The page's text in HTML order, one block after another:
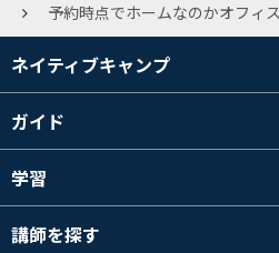
予約時点でホームなのかオフィスなの
ネイティブキャンプ
ガイド
学習
講師を探す